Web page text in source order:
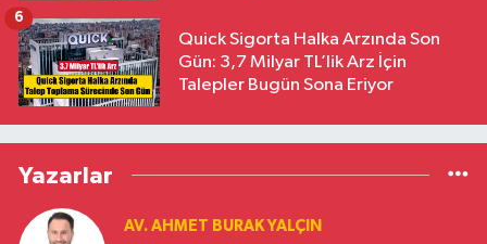
Quick Sigorta Halka Arzında Son
Gün: 3,7 Milyar TL’lik Arz İçin
Talepler Bugün Sona Eriyor
6
Yazarlar
AV. AHMET BURAK YALÇIN